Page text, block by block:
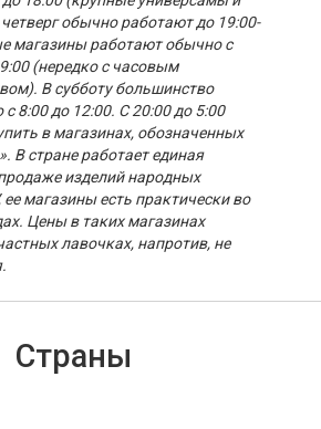
обычно работают до 19:00-
магазины работают обычно с
(нередко с часовым
В субботу большинство
8:00 до 12:00. С 20:00 до 5:00
в магазинах, обозначенных
В стране работает единая
изделий народных
магазины есть практически во
Цены в таких магазинах
лавочках, напротив, не
Страны